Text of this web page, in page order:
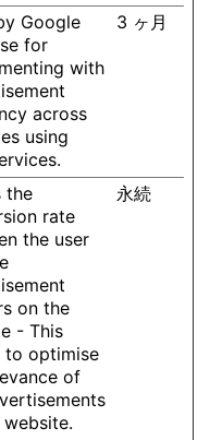
Google
for
with
across
using
3 ヶ月
the
rate
the user
on the
- This
to optimise
of
永続